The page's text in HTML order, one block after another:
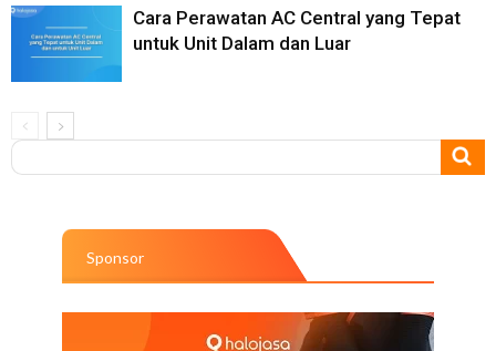
Cara Perawatan AC Central yang Tepat
untuk Unit Dalam dan Luar
Sponsor